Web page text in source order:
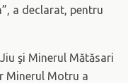
a declarat, pentru
şi Minerul Mătăsari
Minerul Motru a